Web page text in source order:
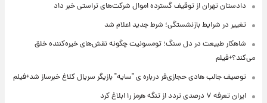
دادستان تهران از توقیف گسترده اموال شرکت‌های تراستی خبر داد
تغییر در شرایط بازنشستگی؛ شرط جدید اعلام شد
شاهکار طبیعت در دل سنگ؛ تومسونیت چگونه نقش‌های خیره‌کننده خلق
می‌کند؟+فیلم
توصیف جالب هادی حجازی‌فر درباره ی "سایه" بازیگر سریال کلاغ خبرساز شد+فیلم
ایران تعرفه ۷ درصدی تردد از تنگه هرمز را ابلاغ کرد